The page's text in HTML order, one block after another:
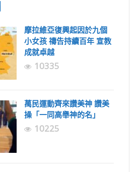
摩拉維亞復興起因於九個
小女孩 禱告持續百年 宣教
成就卓越
10335
萬民運動齊來讚美神 讚美
操「一同高舉神的名」
10225